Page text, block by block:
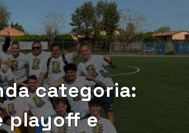
categoria:
playoff e